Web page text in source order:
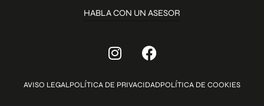
HABLA CON UN ASESOR
AVISO LEGALPOLÍTICA DE PRIVACIDADPOLÍTICA DE COOKIES